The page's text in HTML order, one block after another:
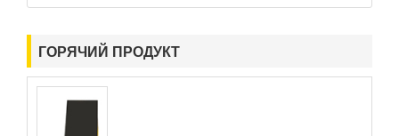
ГОРЯЧИЙ ПРОДУКТ